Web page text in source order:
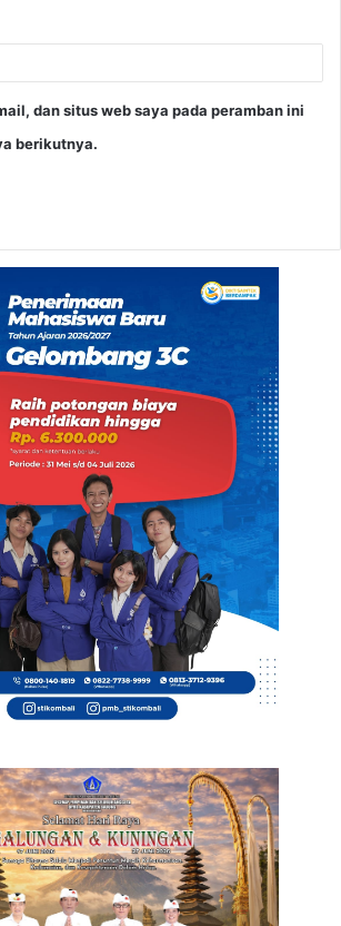
dan situs web saya pada peramban ini
berikutnya.